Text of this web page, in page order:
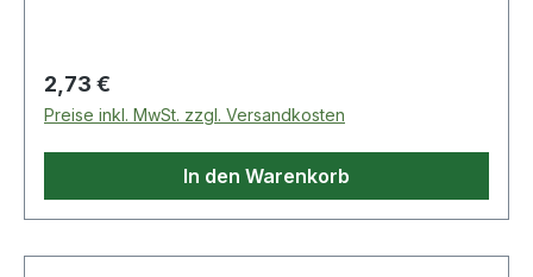
Regulärer Preis:
2,73 €
Preise inkl. MwSt. zzgl. Versandkosten
In den Warenkorb